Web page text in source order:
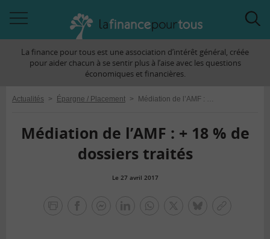
àLa finance pour tous est une association d’intérêt général, créée
pour aider chacun à se sentir plus à l’aise avec les questions
économiques et financières.
Actualités > Épargne / Placement > Médiation de l’AMF : + 18 % de dossiers traités
Médiation de l’AMF : + 18 % de
dossiers traités
Le 27 avril 2017